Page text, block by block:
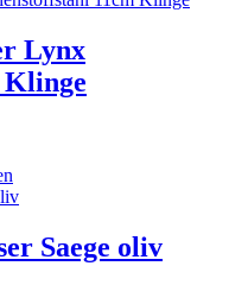
Lynx
Klinge
Saege oliv